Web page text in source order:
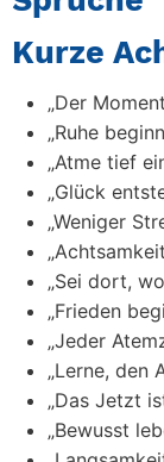
Kurze
„Der
„Ruhe
„Atme tief
„Glück
„Weniger
„Sei dort,
„Frieden
„Jeder
„Lerne, den
„Das Jetzt
„Bewusst